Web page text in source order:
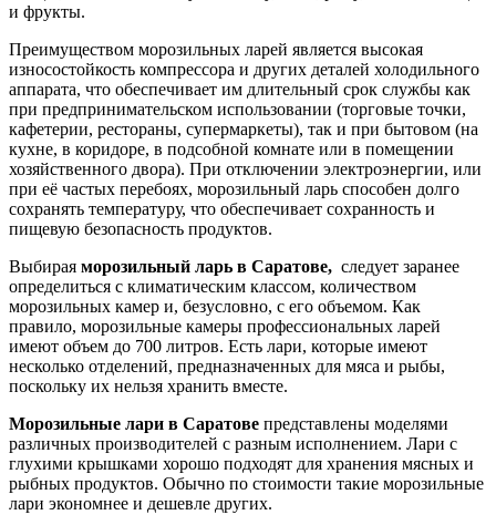
и фрукты.
Преимуществом морозильных ларей является высокая
износостойкость компрессора и других деталей холодильного
аппарата, что обеспечивает им длительный срок службы как
при предпринимательском использовании (торговые точки,
кафетерии, рестораны, супермаркеты), так и при бытовом (на
кухне, в коридоре, в подсобной комнате или в помещении
хозяйственного двора). При отключении электроэнергии, или
при её частых перебоях, морозильный ларь способен долго
сохранять температуру, что обеспечивает сохранность и
пищевую безопасность продуктов.
Выбирая морозильный ларь в Саратове, следует заранее
определиться с климатическим классом, количеством
морозильных камер и, безусловно, с его объемом. Как
правило, морозильные камеры профессиональных ларей
имеют объем до 700 литров. Есть лари, которые имеют
несколько отделений, предназначенных для мяса и рыбы,
поскольку их нельзя хранить вместе.
Морозильные лари в Саратове представлены моделями
различных производителей с разным исполнением. Лари с
глухими крышками хорошо подходят для хранения мясных и
рыбных продуктов. Обычно по стоимости такие морозильные
лари экономнее и дешевле других.